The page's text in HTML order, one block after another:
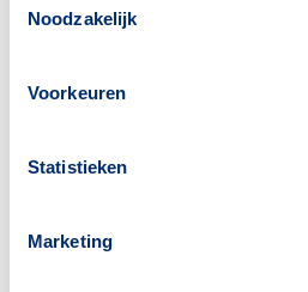
Noodzakelijk
Voorkeuren
Statistieken
Marketing
Deze wijk heeft het